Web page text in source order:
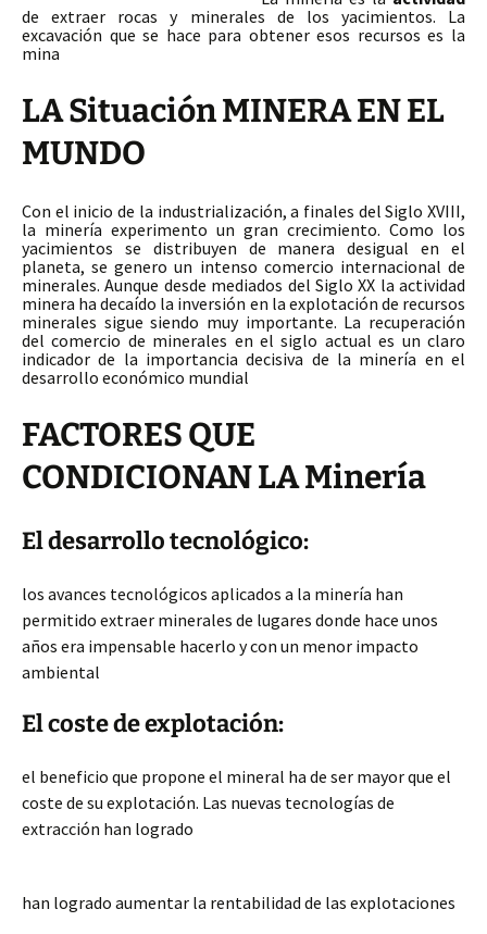
de extraer rocas y minerales de los yacimientos. La
excavación que se hace para obtener esos recursos es la
mina
LA Situación MINERA EN EL
MUNDO
Con el inicio de la industrialización, a finales del Siglo XVIII,
la minería experimento un gran crecimiento. Como los
yacimientos se distribuyen de manera desigual en el
planeta, se genero un intenso comercio internacional de
minerales. Aunque desde mediados del Siglo XX la actividad
minera ha decaído la inversión en la explotación de recursos
minerales sigue siendo muy importante. La recuperación
del comercio de minerales en el siglo actual es un claro
indicador de la importancia decisiva de la minería en el
desarrollo económico mundial
FACTORES QUE
CONDICIONAN LA Minería
El desarrollo tecnológico:
los avances tecnológicos aplicados a la minería han
permitido extraer minerales de lugares donde hace unos
años era impensable hacerlo y con un menor impacto
ambiental
El coste de explotación:
el beneficio que propone el mineral ha de ser mayor que el
coste de su explotación. Las nuevas tecnologías de
extracción han logrado
han logrado aumentar la rentabilidad de las explotaciones